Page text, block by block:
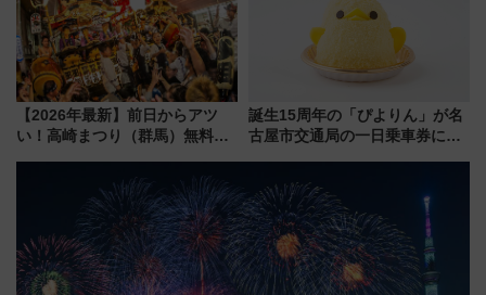
【2026年最新】前日からアツ
い！高崎まつり（群馬）無料観
誕生15周年の「ぴよりん」が名
古屋市交通局の一日乗車券に！